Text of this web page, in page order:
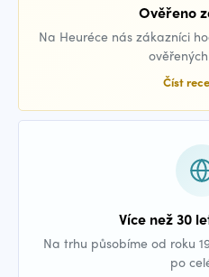
Ověřeno
Na Heuréce nás zákazníci
Číst
Více než 30
Na trhu působíme od roku
po